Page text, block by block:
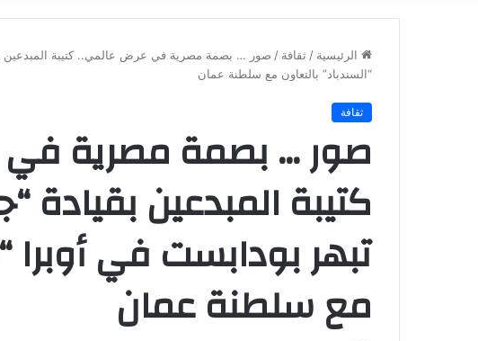
الرئيسية / ثقافة / صور … بصمة مصرية في عرض عالمي.. كتيبة المبدعين
“السندباد” بالتعاون مع سلطنة عمان
ثقافة
صور … بصمة مصرية
كتيبة المبدعين بقيادة
تبهر بودابست في أوبرا
مع سلطنة عمان